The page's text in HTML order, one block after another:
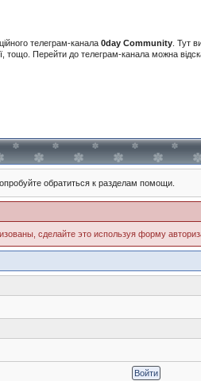
телеграм-канала 0day Community . Тут
тощо. Перейти до телеграм-канала можна
обратиться к разделам помощи.
сделайте это используя форму